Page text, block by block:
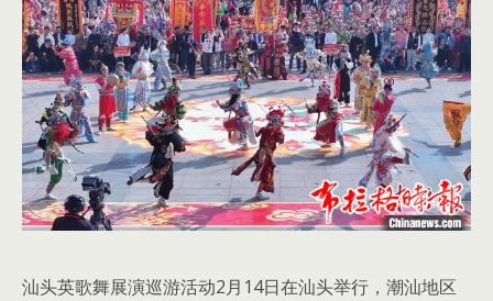
汕头英歌舞展演巡游活动2月14日在汕头举行，潮汕地区